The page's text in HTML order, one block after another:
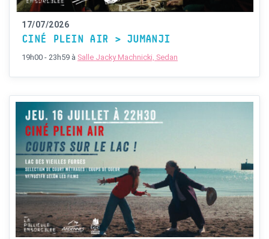
17/07/2026
CINÉ PLEIN AIR > JUMANJI
19h00 - 23h59 à Salle Jacky Machnicki, Sedan